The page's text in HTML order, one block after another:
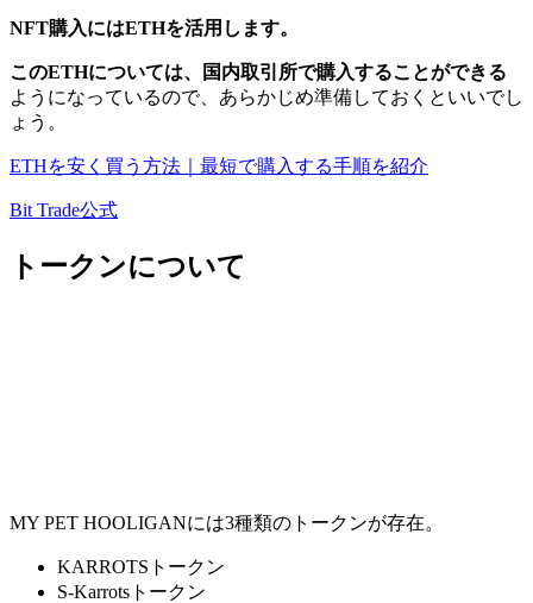
NFT購入にはETHを活用します。
このETHについては、国内取引所で購入することができる
ようになっているので、あらかじめ準備しておくといいでし
ょう。
ETHを安く買う方法｜最短で購入する手順を紹介
Bit Trade公式
トークンについて
MY PET HOOLIGANには3種類のトークンが存在。
KARROTSトークン
S-Karrotsトークン